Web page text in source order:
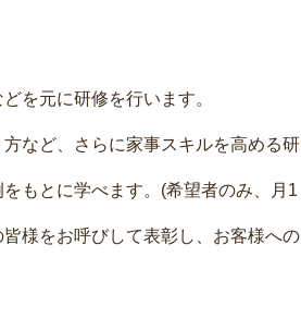
を元に研修を行います。
など、さらに家事スキルを高める研
もとに学べます。(希望者のみ、月1
様をお呼びして表彰し、お客様への